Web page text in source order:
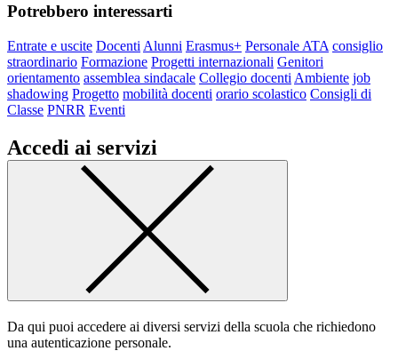
Potrebbero interessarti
Entrate e uscite Docenti Alunni Erasmus+ Personale ATA consiglio
straordinario Formazione Progetti internazionali Genitori
orientamento assemblea sindacale Collegio docenti Ambiente job
shadowing Progetto mobilità docenti orario scolastico Consigli di
Classe PNRR Eventi
Accedi ai servizi
Da qui puoi accedere ai diversi servizi della scuola che richiedono
una autenticazione personale.